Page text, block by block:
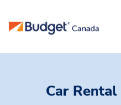
Car Rental